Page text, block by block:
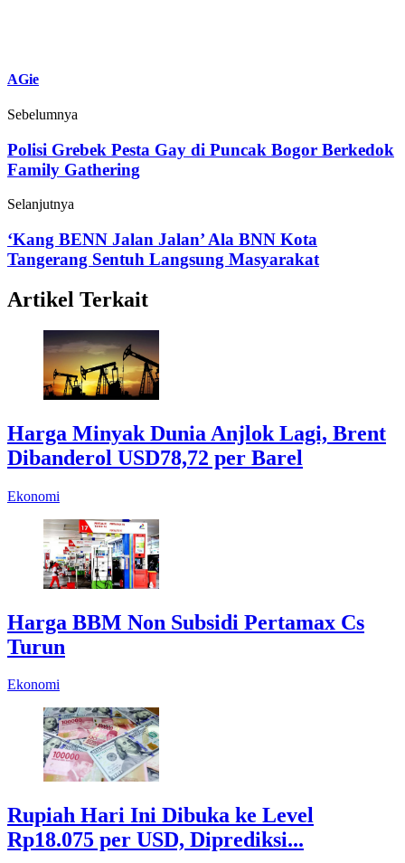
AGie
Sebelumnya
Polisi Grebek Pesta Gay di Puncak Bogor Berkedok
Family Gathering
Selanjutnya
‘Kang BENN Jalan Jalan’ Ala BNN Kota
Tangerang Sentuh Langsung Masyarakat
Artikel Terkait
Harga Minyak Dunia Anjlok Lagi, Brent
Dibanderol USD78,72 per Barel
Ekonomi
Harga BBM Non Subsidi Pertamax Cs
Turun
Ekonomi
Rupiah Hari Ini Dibuka ke Level
Rp18.075 per USD, Diprediksi...